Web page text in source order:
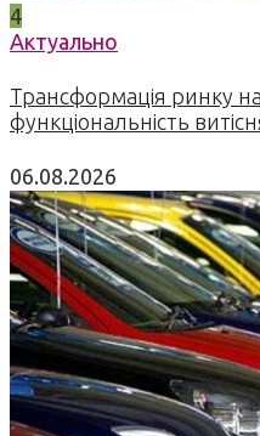
4
Актуально
Трансформація ринку
функціональність
06.08.2026